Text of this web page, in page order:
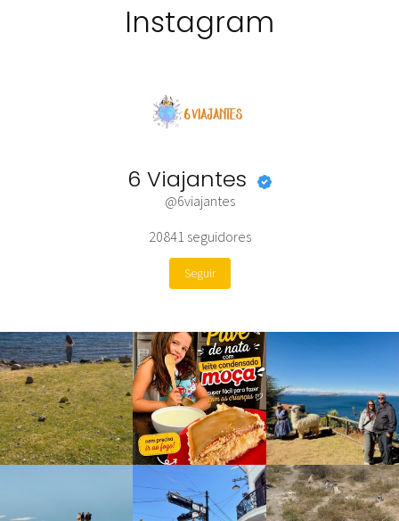
Instagram
6 Viajantes
@6viajantes
20841 seguidores
Seguir